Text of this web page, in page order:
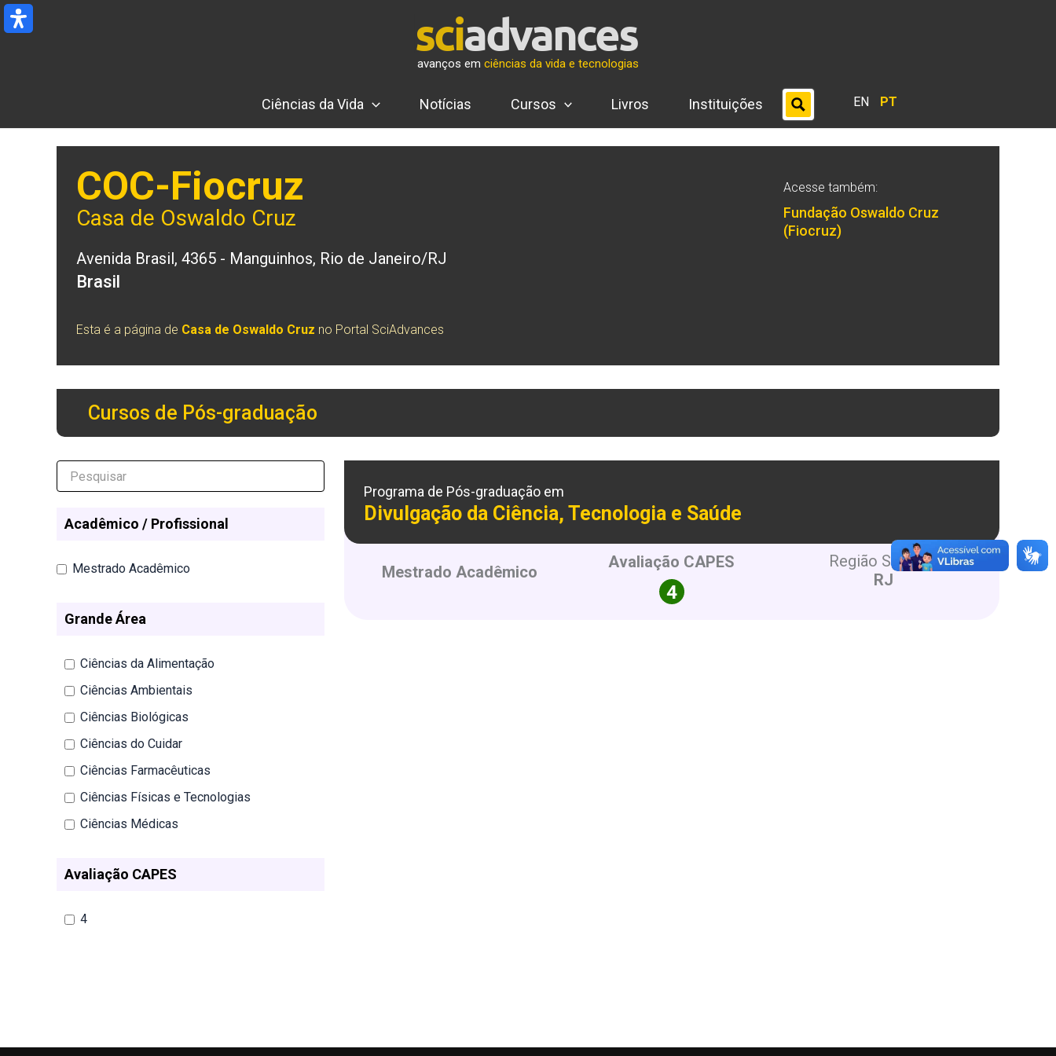
Ir
para
avanços em ciências da vida e tecnologias
Ciências da Vida Notícias Cursos Livros Instituições EN PT
COC-Fiocruz
Casa de Oswaldo Cruz
Avenida Brasil, 4365 - Manguinhos, Rio de Janeiro/RJ
Brasil
Esta é a página de Casa de Oswaldo Cruz no Portal SciAdvances
Acesse também:
Fundação Oswaldo Cruz
(Fiocruz)
Cursos de Pós-graduação
Acadêmico / Profissional
Mestrado Acadêmico
Grande Área
Ciências da Alimentação
Ciências Ambientais
Ciências Biológicas
Ciências do Cuidar
Ciências Farmacêuticas
Ciências Físicas e Tecnologias
Ciências Médicas
Avaliação CAPES
4
Programa de Pós-graduação em
Divulgação da Ciência, Tecnologia e Saúde
Mestrado Acadêmico
Avaliação CAPES
Região Sudeste
RJ